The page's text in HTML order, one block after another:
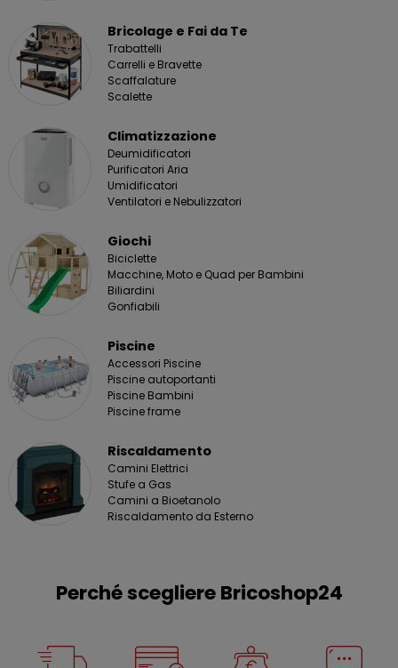
Bricolage e Fai da Te
Trabattelli
Carrelli e Bravette
Scaffalature
Scalette
Climatizzazione
Deumidificatori
Purificatori Aria
Umidificatori
Ventilatori e Nebulizzatori
Giochi
Biciclette
Macchine, Moto e Quad per Bambini
Biliardini
Gonfiabili
Piscine
Accessori Piscine
Piscine autoportanti
Piscine Bambini
Piscine frame
Riscaldamento
Camini Elettrici
Stufe a Gas
Camini a Bioetanolo
Riscaldamento da Esterno
Perché scegliere Bricoshop24